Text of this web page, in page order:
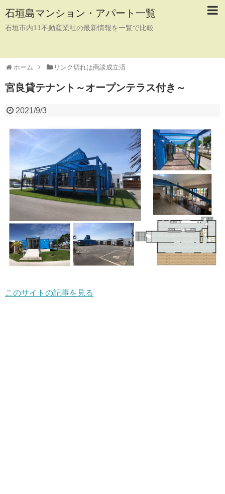
石垣島マンション・アパート一覧
石垣市内11不動産業社の最新情報を一覧で比較
ホーム リンク切れは商談成立済
宮良貸テナント～オープンテラス付き～
2021/9/3
このサイトの記事を見る